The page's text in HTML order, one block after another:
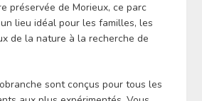
préservée de Morieux, ce parc
lieu idéal pour les familles, les
de la nature à la recherche de
sont conçus pour tous les